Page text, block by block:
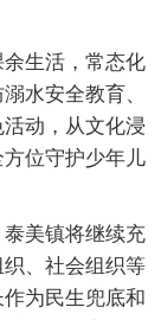
生活，常态化
水安全教育、
动，从文化浸
位守护少年儿
美镇将继续充
、社会组织等
为民生兜底和